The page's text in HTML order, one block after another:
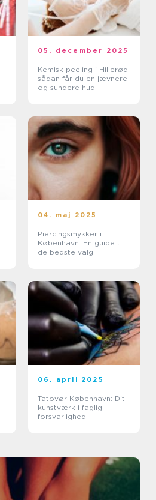
05. december 2025
Kemisk peeling i Hillerød:
sådan får du en jævnere
og sundere hud
04. maj 2025
Piercingsmykker i
København: En guide til
de bedste valg
06. april 2025
Tatovør København: Dit
kunstværk i faglig
forsvarlighed